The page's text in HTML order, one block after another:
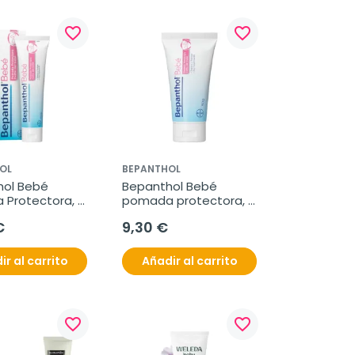
favorite_border
Bebé
Protectora,
al carrito
favorite_border
BEPANTHOL
Bepanthol Bebé
pomada protectora,
9,30 €
Añadir al carrito
favorite_border favorite_border